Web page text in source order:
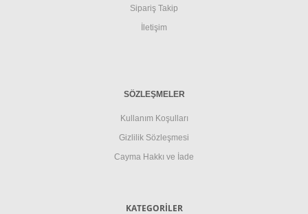
Sipariş Takip
İletişim
SÖZLEŞMELER
Kullanım Koşulları
Gizlilik Sözleşmesi
Cayma Hakkı ve İade
KATEGORİLER